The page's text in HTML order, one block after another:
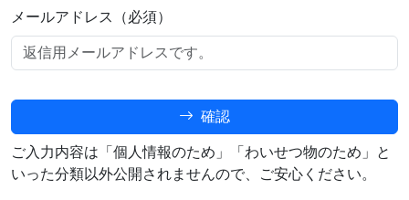
メールアドレス（必須）
確認
ご入力内容は「個人情報のため」「わいせつ物のため」と
いった分類以外公開されませんので、ご安心ください。